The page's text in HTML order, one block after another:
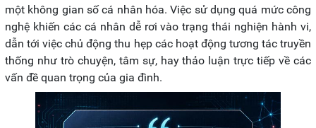
một không gian số cá nhân hóa. Việc sử dụng quá mức công
nghệ khiến các cá nhân dễ rơi vào trạng thái nghiện hành vi,
dẫn tới việc chủ động thu hẹp các hoạt động tương tác truyền
thống như trò chuyện, tâm sự, hay thảo luận trực tiếp về các
vấn đề quan trọng của gia đình.